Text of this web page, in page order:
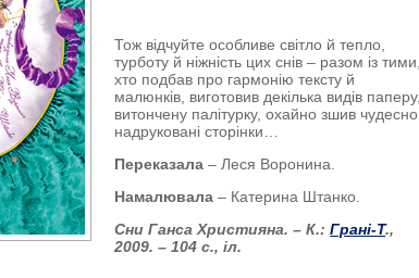
Тож відчуйте особливе світло й тепло,
турботу й ніжність цих снів – разом із тими,
хто подбав про гармонію тексту й
малюнків, виготовив декілька видів паперу,
витончену палітурку, охайно зшив чудесно
надруковані сторінки…
Переказала – Леся Воронина.
Намалювала – Катерина Штанко.
Сни Ганса Християна. – К.:Грані-Т.,
2009. – 104 с., іл.